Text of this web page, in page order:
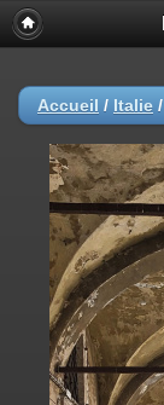
Accueil / Italie /